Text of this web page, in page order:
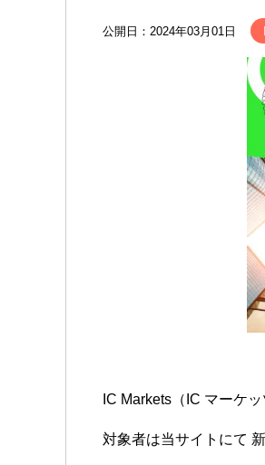
公開日：2024年03月01日
IC Markets（IC マーケ
対象者は当サイトにて